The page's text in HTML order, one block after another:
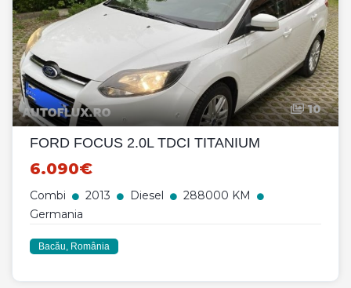
10
FORD FOCUS 2.0L TDCI TITANIUM
6.090€
Combi 2013 Diesel
288000 KM
Germania
Bacău, România